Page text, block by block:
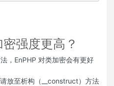
强度更高？
，EnPHP 对类加密会有更好
放至析构（__construct）方法